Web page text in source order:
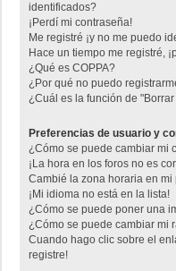
identificados?
¡Perdí mi contraseña!
Me registré ¡y no me puedo
Hace un tiempo me registré,
¿Qué es COPPA?
¿Por qué no puedo
¿Cuál es la función de
Preferencias de usuario y
¿Cómo se puede cambiar mi
¡La hora en los foros no es
Cambié la zona horaria en
¡Mi idioma no está en la lista!
¿Cómo se puede poner una
¿Cómo se puede cambiar mi
Cuando hago clic sobre el
registre!